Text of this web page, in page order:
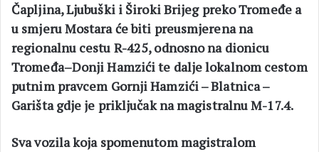
Čapljina, Ljubuški i Široki Brijeg preko Tromeđe a
u smjeru Mostara će biti preusmjerena na
regionalnu cestu R-425, odnosno na dionicu
Tromeđa–Donji Hamzići te dalje lokalnom cestom
putnim pravcem Gornji Hamzići – Blatnica –
Garišta gdje je priključak na magistralnu M-17.4.
Sva vozila koja spomenutom magistralom